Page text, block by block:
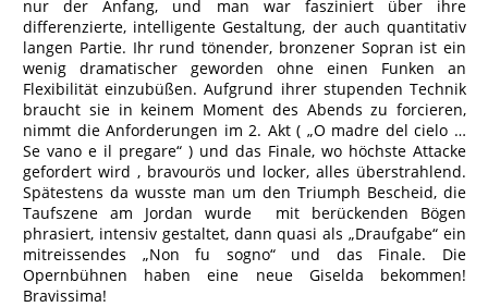
nur der Anfang, und man war fasziniert über ihre
differenzierte, intelligente Gestaltung, der auch quantitativ
langen Partie. Ihr rund tönender, bronzener Sopran ist ein
wenig dramatischer geworden ohne einen Funken an
Flexibilität einzubüßen. Aufgrund ihrer stupenden Technik
braucht sie in keinem Moment des Abends zu forcieren,
nimmt die Anforderungen im 2. Akt ( „O madre del cielo …
Se vano e il pregare“ ) und das Finale, wo höchste Attacke
gefordert wird , bravourös und locker, alles überstrahlend.
Spätestens da wusste man um den Triumph Bescheid, die
Taufszene am Jordan wurde mit berückenden Bögen
phrasiert, intensiv gestaltet, dann quasi als „Draufgabe“ ein
mitreissendes „Non fu sogno“ und das Finale. Die
Opernbühnen haben eine neue Giselda bekommen!
Bravissima!